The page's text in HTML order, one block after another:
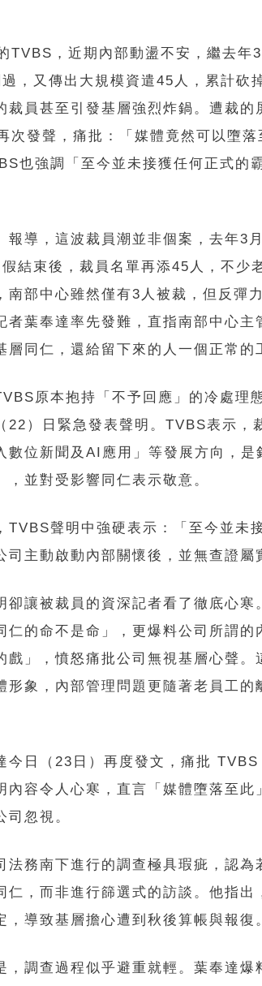
TVBS，近期內部動盪不安，繼去年3
，又傳出大規模資遣45人，累計砍
裁員甚至引發基層強烈炸鍋。遭裁的
次發聲，痛批：「媒體竟然可以墮落
也強調「至今並未接獲任何正式的
報導，這波裁員潮並非個案，去年3
結束後，裁員名單再添45人，不少
南部中心雖然僅有3人被裁，但反彈
者葉奉達率先發難，直指南部中心主
層同仁，還給留下來的人一個正常的
原本抱持「不予回應」的冷處理
22）日緊急發表聲明。TVBS表示，
數位新聞及AI應用」等發展方向，是
，並對受影響同仁表示敬意。
TVBS聲明中強硬表示：「至今並未
司主動啟動內部關懷後，並無查證屬
卻讓被裁員的資深記者看了徹底心寒
仁的命不是命」，更爆料公司所謂的
戲」，憤怒痛批公司無視基層心聲。
形象，內部管理問題更隨著老員工的
今日（23日）再度發文，痛批 TVBS
內容令人心寒，直言「媒體墮落至此
司忽視。
法務南下進行的調查極具瑕疵，認為
仁，而非進行篩選式的訪談。他指出
，導致基層擔心遭到秋後算帳與報復
，調查過程似乎避重就輕。葉奉達爆